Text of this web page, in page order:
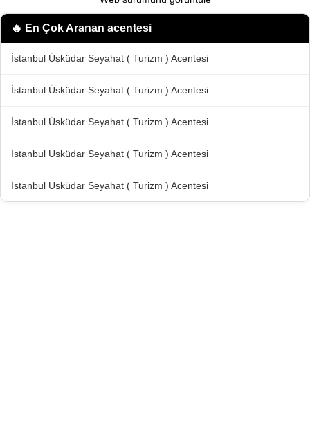
🔥 En Çok Aranan acentesi
İstanbul Üsküdar Seyahat ( Turizm ) Acentesi
İstanbul Üsküdar Seyahat ( Turizm ) Acentesi
İstanbul Üsküdar Seyahat ( Turizm ) Acentesi
İstanbul Üsküdar Seyahat ( Turizm ) Acentesi
İstanbul Üsküdar Seyahat ( Turizm ) Acentesi